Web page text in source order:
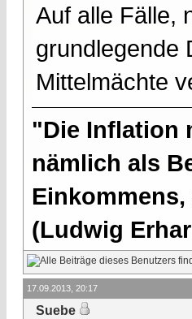
Auf alle Fälle,
grundlegende
Mittelmächte
"Die Inflation
nämlich als
(Ludwig
17.09.2013, 20:17
Suebe